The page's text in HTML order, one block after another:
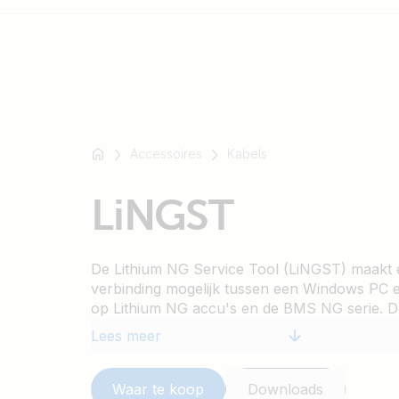
Accessoires Kabels
LiNGST
De Lithium NG Service Tool (LiNGST) maakt
verbinding mogelijk tussen een Windows
op Lithium NG accu's en de BMS NG serie.
betrouwbare manier om Lithium NG
installatie of ondersteuningsactiviteiten, zelfs
beschikbaar is.
Lees meer
Waar te koop Downloads